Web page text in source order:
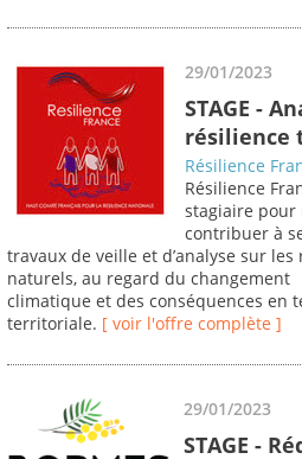
29/01/2023
STAGE -
résilience
Résilience
Résilience
stagiaire pour
contribuer à
travaux de veille et d’analyse sur
naturels, au regard du changement
climatique et des conséquences en
territoriale. [ voir l'offre complète ]
29/01/2023
STAGE -